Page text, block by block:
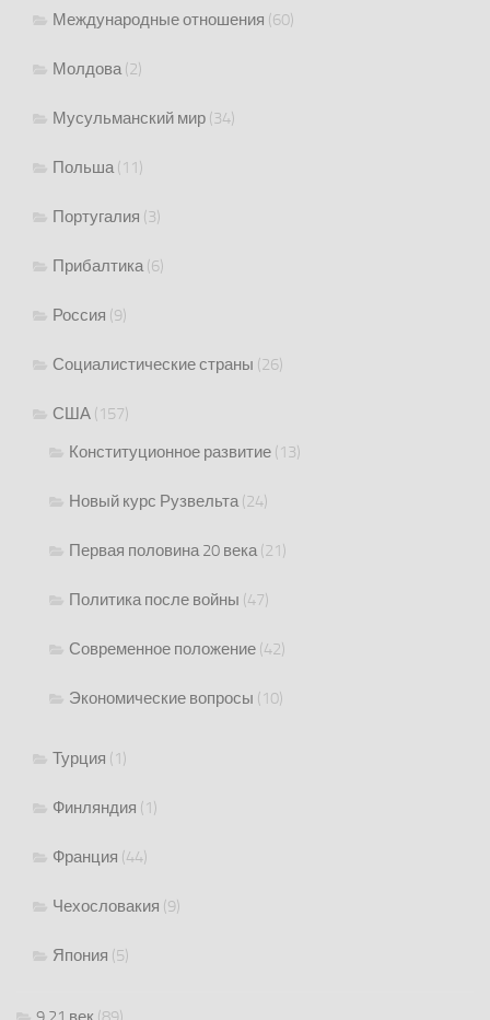
Международные отношения (60)
Молдова(2)
Мусульманский мир (34)
Польша(11)
Португалия (3)
Прибалтика(6)
Россия (9)
Социалистические страны (26)
США (157)
Конституционное развитие (13)
Новый курс Рузвельта(24)
Первая половина 20 века(21)
Политика после войны (47)
Современное положение (42)
Экономические вопросы (10)
Турция (1)
Финляндия (1)
Франция (44)
Чехословакия (9)
Япония (5)